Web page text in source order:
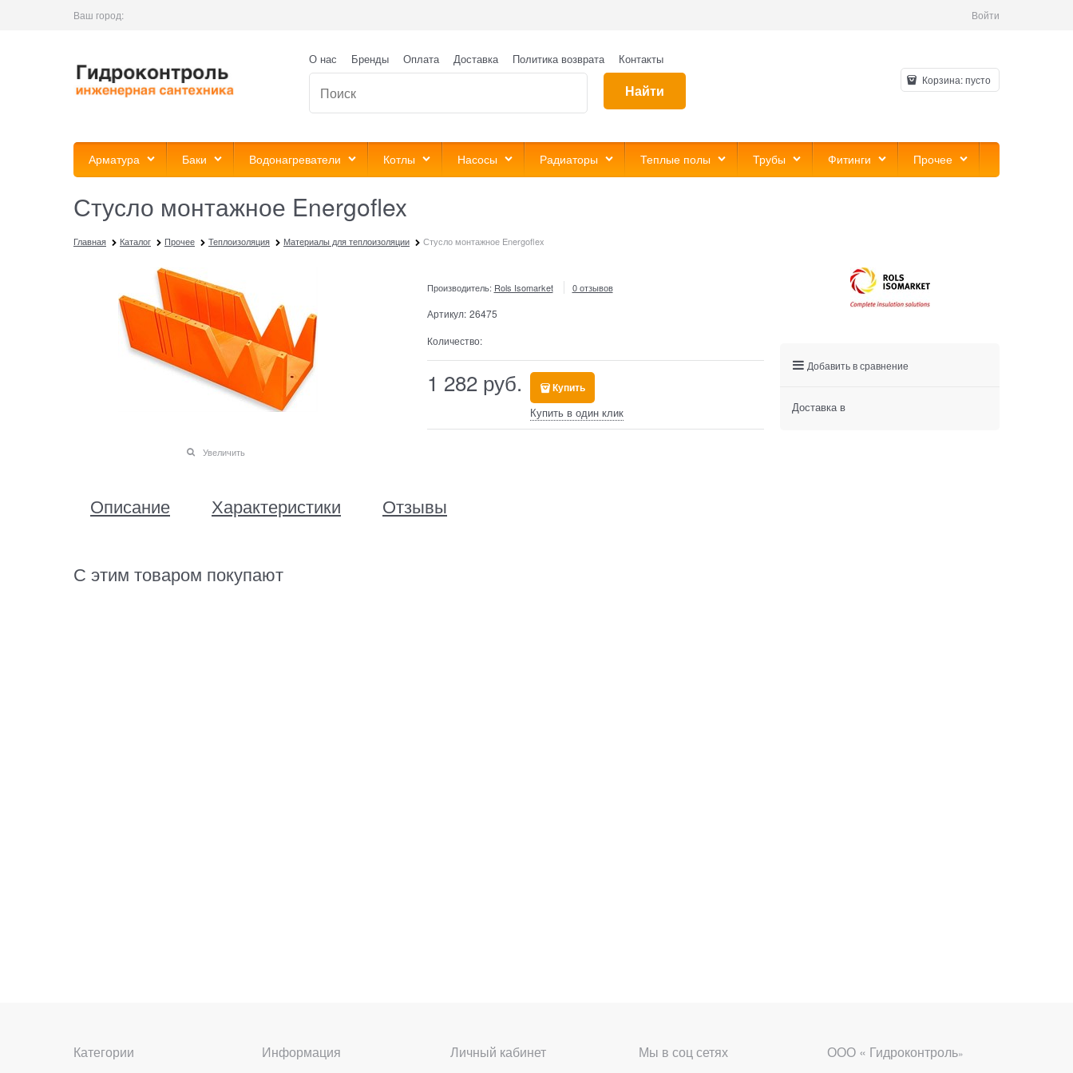
Ваш город: Войти
О нас Бренды Оплата Доставка Политика возврата Контакты
Найти
Корзина:пусто
Арматура Баки Водонагреватели Котлы Насосы Радиаторы Теплые полы Трубы Фитинги Прочее
Стусло монтажное Energoflex
Главная Каталог Прочее Теплоизоляция Материалы для теплоизоляции Стусло монтажное Energoflex
Увеличить
Производитель: Rols Isomarket 0 отзывов
Артикул: 26475
Количество:
1 282 руб. Купить
Купить в один клик
Описание Характеристики Отзывы
С этим товаром покупают
Добавить в сравнение
Доставка в
Категории Информация Личный кабинет Мы в соц сетях ООО « Гидроконтроль»